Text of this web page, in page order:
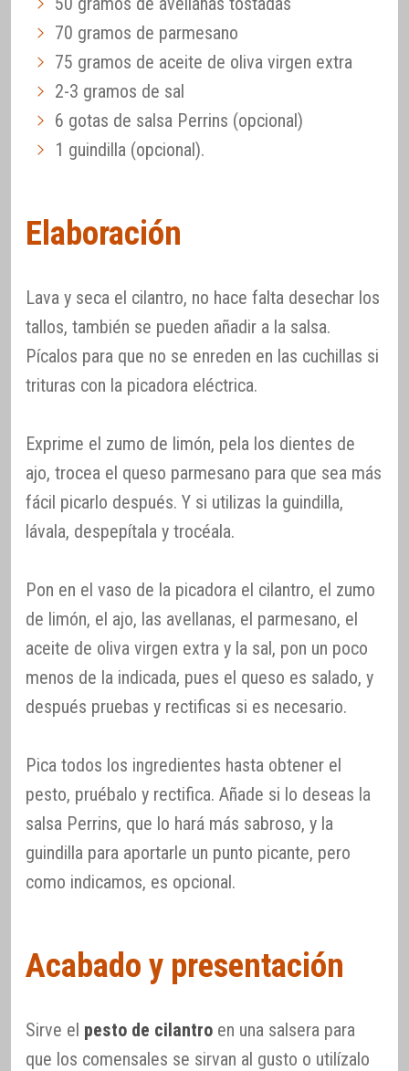
70 gramos de parmesano
75 gramos de aceite de oliva virgen extra
2-3 gramos de sal
6 gotas de salsa Perrins (opcional)
1 guindilla (opcional).
Elaboración
Lava y seca el cilantro, no hace falta desechar los
tallos, también se pueden añadir a la salsa.
Pícalos para que no se enreden en las cuchillas si
trituras con la picadora eléctrica.
Exprime el zumo de limón, pela los dientes de
ajo, trocea el queso parmesano para que sea más
fácil picarlo después. Y si utilizas la guindilla,
lávala, despepítala y trocéala.
Pon en el vaso de la picadora el cilantro, el zumo
de limón, el ajo, las avellanas, el parmesano, el
aceite de oliva virgen extra y la sal, pon un poco
menos de la indicada, pues el queso es salado, y
después pruebas y rectificas si es necesario.
Pica todos los ingredientes hasta obtener el
pesto, pruébalo y rectifica. Añade si lo deseas la
salsa Perrins, que lo hará más sabroso, y la
guindilla para aportarle un punto picante, pero
como indicamos, es opcional.
Acabado y presentación
Sirve el pesto de cilantro en una salsera para
que los comensales se sirvan al gusto o utilízalo